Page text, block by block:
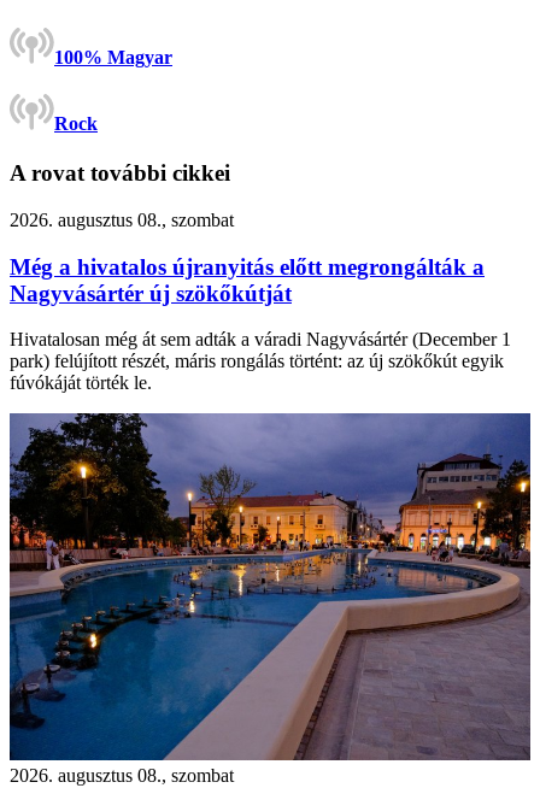
100% Magyar
Rock
A rovat további cikkei
2026. augusztus 08., szombat
Még a hivatalos újranyitás előtt megrongálták a
Nagyvásártér új szökőkútját
Hivatalosan még át sem adták a váradi Nagyvásártér (December 1
park) felújított részét, máris rongálás történt: az új szökőkút egyik
fúvókáját törték le.
2026. augusztus 08., szombat